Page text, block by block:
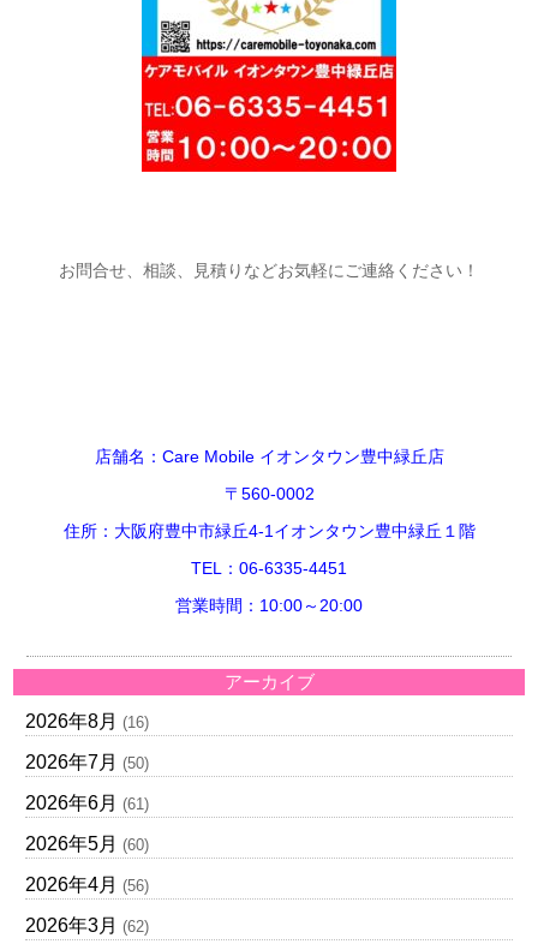
お問合せ、相談、見積りなどお気軽にご連絡ください！
店舗名：Care Mobile イオンタウン豊中緑丘店
〒560-0002
住所：大阪府豊中市緑丘4-1イオンタウン豊中緑丘１階
TEL：06-6335-4451
営業時間：10:00～20:00
アーカイブ
2026年8月 (16)
2026年7月 (50)
2026年6月 (61)
2026年5月 (60)
2026年4月 (56)
2026年3月 (62)